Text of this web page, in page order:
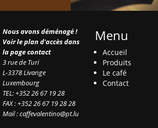
Nous avons déménagé !
Voir le plan d'accès dans
la page contact
3 rue de Turi
L-3378 Livange
Luxembourg
TEL: +352 26 67 19 28
FAX : +352 26 67 19 28 28
Mail : caffevalentino@pt.lu
Menu
Accueil
Produits
Le café
Contact